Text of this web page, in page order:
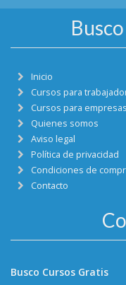
Inicio
Cursos para
Cursos para empresas
Quienes somos
Aviso legal
Política de privacidad
Condiciones de
Contacto
Busco Cursos Gratis